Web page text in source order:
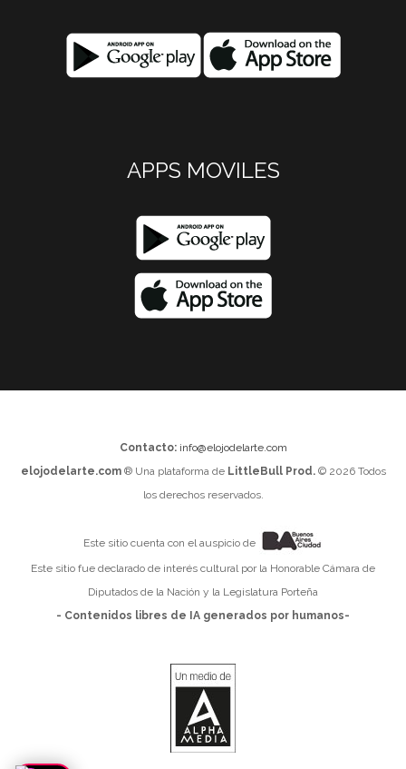
APPS MOVILES
Contacto: info@elojodelarte.com
elojodelarte.com® Una plataforma de LittleBull Prod.© 2026 Todos
los derechos reservados.
Este sitio cuenta con el auspicio de
Este sitio fue declarado de interés cultural por la Honorable Cámara de
Diputados de la Nación y la Legislatura Porteña
- Contenidos libres de IA generados por humanos-